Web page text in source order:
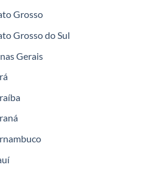
Grosso
Grosso do Sul
Gerais